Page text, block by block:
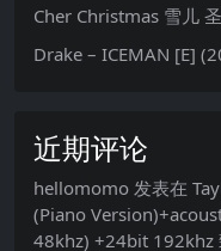
Cher Christmas 雪儿
Drake – ICEMAN [E]
近期评论
hellomomo 发表在
(Piano
48khz) +24bit 192khz